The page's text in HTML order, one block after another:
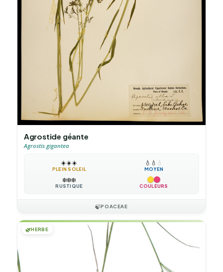
Agrostide géante
Agrostis gigantea
☀️☀️☀️
PLEIN SOLEIL
💧 💧 💧
MOYEN
❄️❄️❄️
RUSTIQUE COULEURS
🍃POACEAE
🌿HERBE